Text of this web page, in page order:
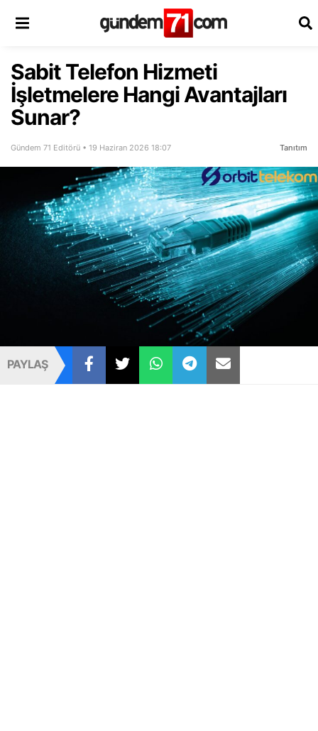
Sabit Telefon Hizmeti
İşletmelere Hangi Avantajları
Sunar?
Gündem 71 Editörü • 19 Haziran 2026 18:07 Tanıtım
PAYLAŞ